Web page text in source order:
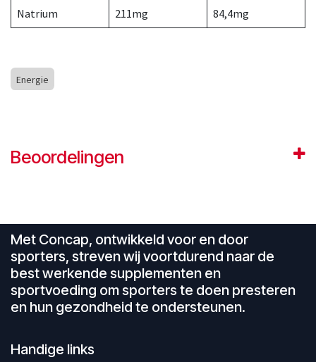
Natrium 211mg 84,4mg
Energie
Beoordelingen
Met Concap, ontwikkeld voor en door
sporters, streven wij voortdurend naar de
best werkende supplementen en
sportvoeding om sporters te doen presteren
en hun gezondheid te ondersteunen.
Handige links